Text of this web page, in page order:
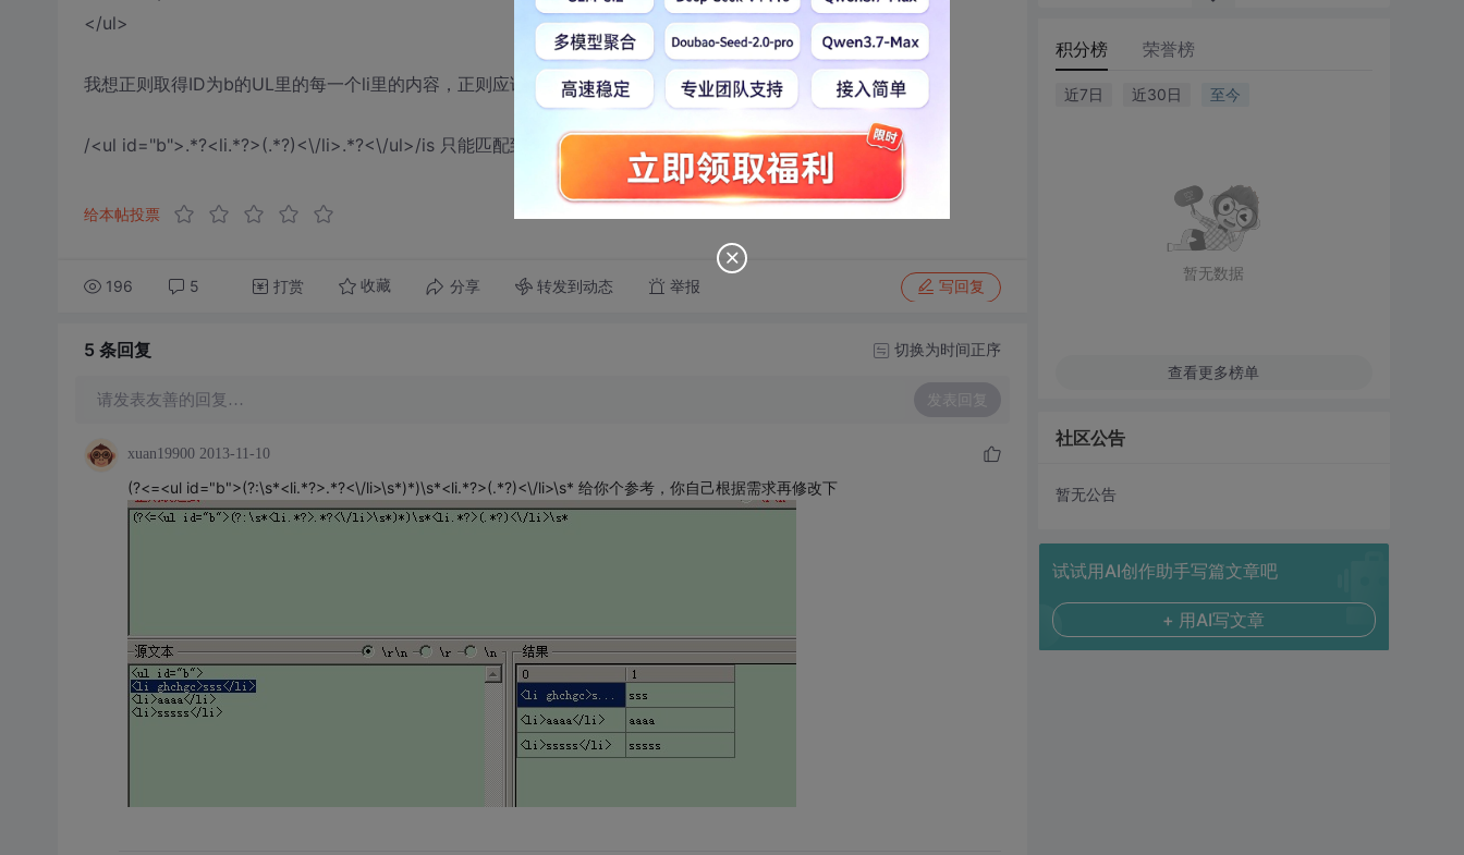
</ul>
我想正则取得ID为b的UL里的每一个li里的内容，正则应该怎么写？
/<ul id="b">.*?<li.*?>(.*?)<\/li>.*?<\/ul>/is 只能匹配到第一个li里的内容
给本帖投票
196 5 打赏 收藏 分享 转发到动态 举报 写回复
5 条回复 切换为时间正序
请发表友善的回复… 发表回复
xuan19900 2013-11-10
(?<=<ul id="b">(?:\s*<li.*?>.*?<\/li>\s*)*)\s*<li.*?>(.*?)<\/li>\s* 给你个参考，你自己根据需求再修改下
积分榜 荣誉榜
近7日 近30日 至今
暂无数据
查看更多榜单
社区公告
暂无公告
试试用AI创作助手写篇文章吧
+ 用AI写文章